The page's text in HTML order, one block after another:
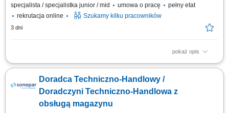
specjalista / specjalistka junior / mid umowa o pracę
pełny etat
rekrutacja online
Szukamy kilku pracowników
3 dni
pokaż opis
ZAKRES OBOWIĄZKÓW: Aktywny kontakt telefoniczny z klientami
finansami, w tym szkoleń z zakresu edukacji finansowej; Budowanie
relacji i pozyskiwanie klientów dla naszych kluczowych Partnerów
Biznesowych. CZEGO WYMAGAMY: Chęć...
Doradca Techniczno-Handlowy /
Doradczyni Techniczno-Handlowa z
obsługą magazynu